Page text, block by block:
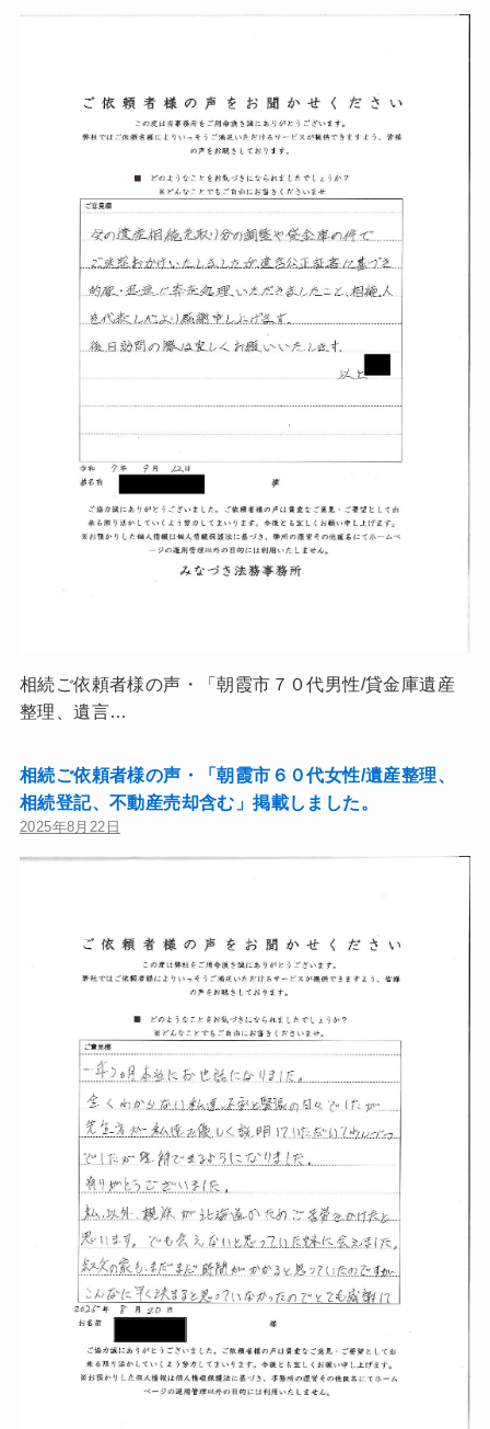
相続ご依頼者様の声・「朝霞市７０代男性/貸金庫遺産
整理、遺言…
相続ご依頼者様の声・「朝霞市６０代女性/遺産整理、
相続登記、不動産売却含む」掲載しました。
2025年8月22日